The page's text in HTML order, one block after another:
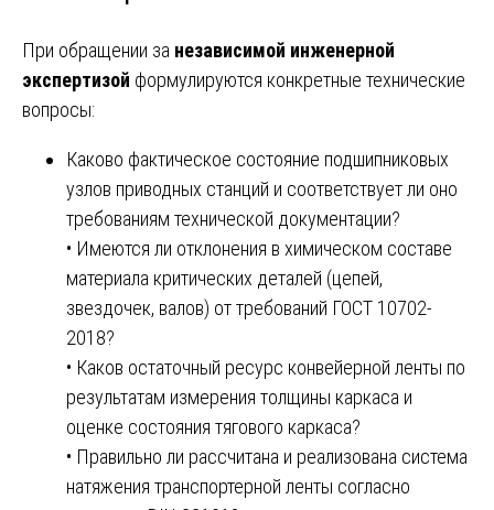
При обращении за независимой инженерной
экспертизой формулируются конкретные технические
вопросы:
Каково фактическое состояние подшипниковых
узлов приводных станций и соответствует ли оно
требованиям технической документации?
• Имеются ли отклонения в химическом составе
материала критических деталей (цепей,
звездочек, валов) от требований ГОСТ 10702-
2018?
• Каков остаточный ресурс конвейерной ленты по
результатам измерения толщины каркаса и
оценке состояния тягового каркаса?
• Правильно ли рассчитана и реализована система
натяжения транспортерной ленты согласно